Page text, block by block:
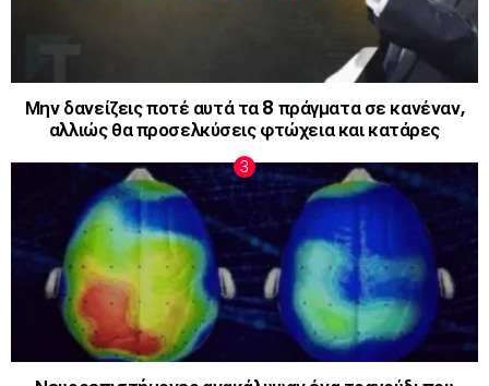
Μην δανείζεις ποτέ αυτά τα 8 πράγματα σε κανέναν,
αλλιώς θα προσελκύσεις φτώχεια και κατάρες